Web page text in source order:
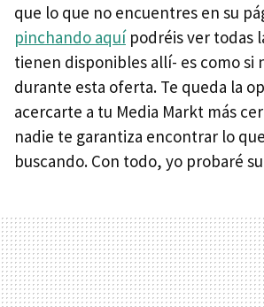
que lo que no encuentres en su
pinchando aquípodréis ver todas
tienen disponibles allí- es como si
durante esta oferta. Te queda la
acercarte a tu Media Markt más
nadie te garantiza encontrar lo
buscando. Con todo, yo probaré